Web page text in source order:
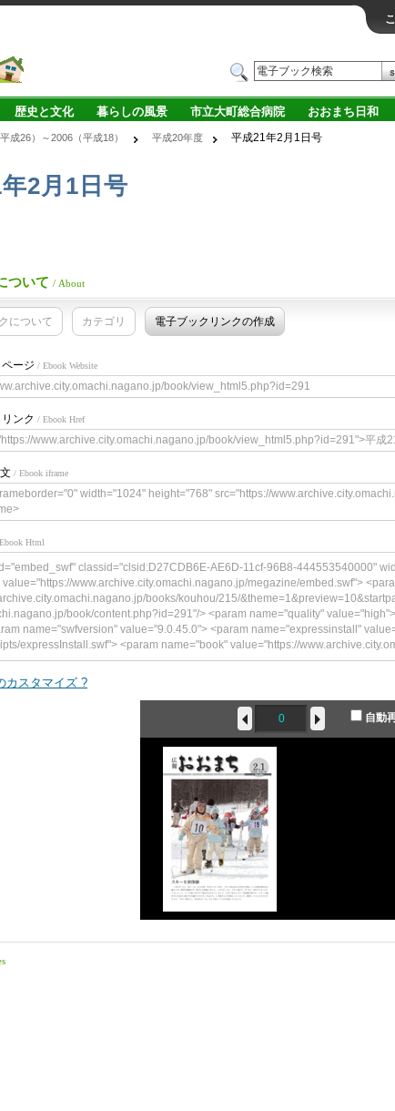
歴史と文化 暮らしの風景 市立大町総合病院 おおまち日和
成26）～2006（平成18） 平成20年度 平成21年2月1日号
2月1日号
ついて / About
について カテゴリ 電子ブックリンクの作成
ージ / Ebook Website
book/view_html5.php?id=291
ンク / Ebook Href
www.archive.city.omachi.nagano.jp/book/view_html5.php?id=291">平成
/ Ebook iframe
width="1024" height="768" src="https://
Html
classid="clsid:D27CDB6E-AE6D-11cf-96B8-444553540000"
value="https://www.archive.city.omachi.nagano.jp/megazine/embed.swf">
books/kouhou/215/
book/content.php?id=291"/> <param name="quality"
name="swfversion" value="9.0.45.0"> <param name="expressinstall"
expressInstall.swf"> <param name="book" value="https://
x-shockwave-flash" data="https://
<!--<![endif]--> <param name="quality" value="high"> <param
books/kouhou/215/
content.php?id=291"/> <param name="wmode" value="opaque"> <param
value="https://www.archive.city.omachi.nagano.jp/Scripts/
www.archive.city.omachi.nagano.jp/"> <div> <h4>このコンテンツの表示に
です。</h4> <p><a href="https://www.adobe.com/go/getflashplayer"><img
get_flash_player.gif" alt=" Adobe Flash Playerを取得" width="112"
カスタマイズ ?
自動